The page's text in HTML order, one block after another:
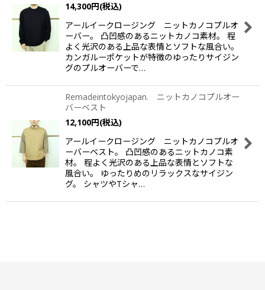
14,300円(税込)
アールイークロージング ニットカノコプルオ
ーバー。 凸凹感のあるニットカノコ素材。 程
よく光沢のある上品な表情とソフトな風合い。
カンガルーポケットが特徴のゆったりサイジン
グのプルオーバーで…
Remadeintokyojapan. ニットカノコプルオー
バーベスト
12,100円(税込)
アールイークロージング ニットカノコプルオ
ーバーベスト。 凸凹感のあるニットカノコ素
材。 程よく光沢のある上品な表情とソフトな
風合い。 ゆったりめのリラックスなサイジン
グ。 シャツやTシャ…